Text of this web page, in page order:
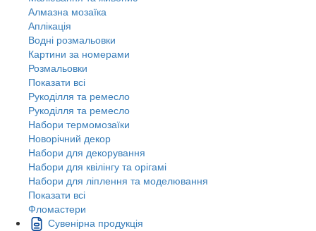
Алмазна мозаїка
Аплікація
Водні розмальовки
Картини за номерами
Розмальовки
Показати всі
Рукоділля та ремесло
Рукоділля та ремесло
Набори термомозаїки
Новорічний декор
Набори для декорування
Набори для квілінгу та орігамі
Набори для ліплення та моделювання
Показати всі
Фломастери
Сувенірна продукція